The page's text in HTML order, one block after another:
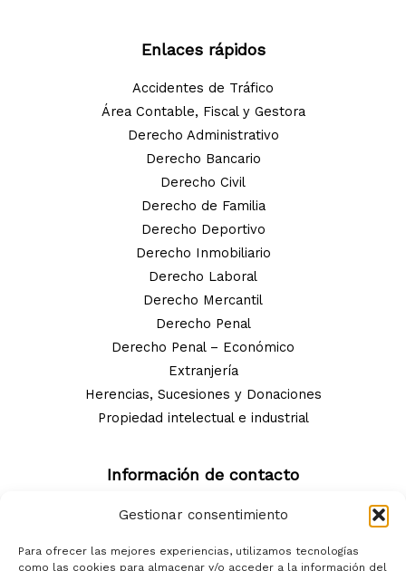
Gestionar consentimiento
Para ofrecer las mejores experiencias, utilizamos tecnologías
como las cookies para almacenar y/o acceder a la información del
Enlaces rápidos
Accidentes de Tráfico
Área Contable, Fiscal y Gestora
Derecho Administrativo
Derecho Bancario
Derecho Civil
Derecho de Familia
Derecho Deportivo
Derecho Inmobiliario
Derecho Laboral
Derecho Mercantil
Derecho Penal
Derecho Penal – Económico
Extranjería
Herencias, Sucesiones y Donaciones
Propiedad intelectual e industrial
Información de contacto
MATAS ADVOCATS ASSOCIATS SLP - B10940922
Dirección: C/ de Tavern, 41, 1r A, 08006 Barcelona